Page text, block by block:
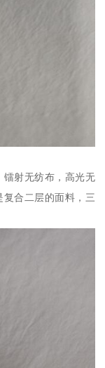
镭射无纺布，高光无
合二层的面料，三